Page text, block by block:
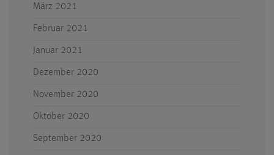
März 2021
Februar 2021
Januar 2021
Dezember 2020
November 2020
Oktober 2020
September 2020